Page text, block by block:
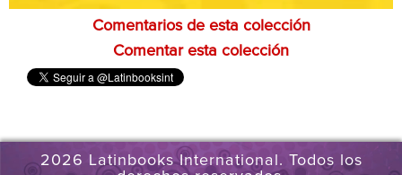
Comentarios de esta colección
Comentar esta colección
2026 Latinbooks International. Todos los